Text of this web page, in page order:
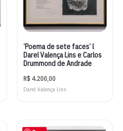
‘Poema de sete faces’ l
Darel Valença Lins e Carlos
Drummond de Andrade
R$ 4.200,00
Darel Valença Lins